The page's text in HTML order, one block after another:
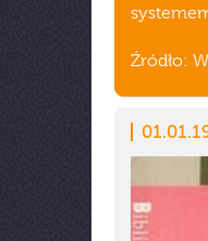
Źródło: